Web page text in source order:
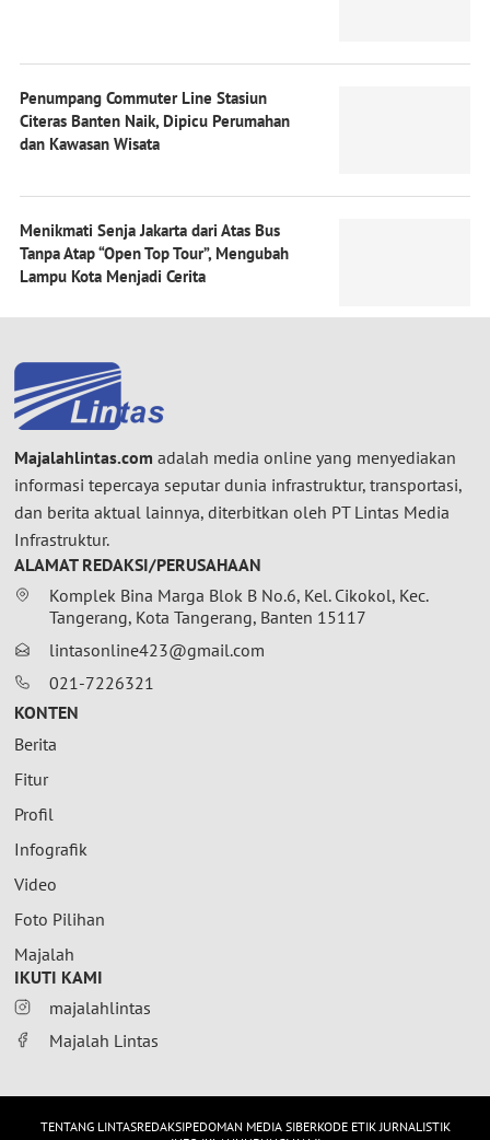
Penumpang Commuter Line Stasiun
Citeras Banten Naik, Dipicu Perumahan
dan Kawasan Wisata
Menikmati Senja Jakarta dari Atas Bus
Tanpa Atap “Open Top Tour”, Mengubah
Lampu Kota Menjadi Cerita
Majalahlintas.com adalah media online yang menyediakan
informasi tepercaya seputar dunia infrastruktur, transportasi,
dan berita aktual lainnya, diterbitkan oleh PT Lintas Media
Infrastruktur.
ALAMAT REDAKSI/PERUSAHAAN
Komplek Bina Marga Blok B No.6, Kel. Cikokol, Kec.
Tangerang, Kota Tangerang, Banten 15117
lintasonline423@gmail.com
021-7226321
KONTEN
Berita
Fitur
Profil
Infografik
Video
Foto Pilihan
Majalah
IKUTI KAMI
majalahlintas
Majalah Lintas
TENTANG LINTASREDAKSIPEDOMAN MEDIA SIBERKODE ETIK JURNALISTIK